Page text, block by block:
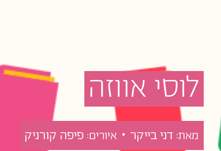
לוסי אווזה
מאת: דני בייקר • איורים: פיפה קורניק